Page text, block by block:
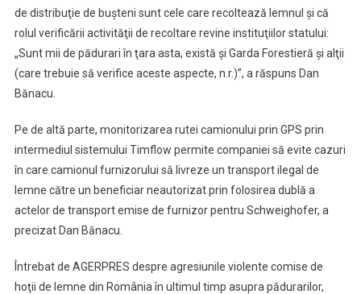
de distribuţie de buşteni sunt cele care recoltează lemnul şi că
rolul verificării activităţii de recoltare revine instituţiilor statului:
„Sunt mii de pădurari în ţara asta, există şi Garda Forestieră şi alţii
(care trebuie să verifice aceste aspecte, n.r.)”, a răspuns Dan
Bănacu.
Pe de altă parte, monitorizarea rutei camionului prin GPS prin
intermediul sistemului Timflow permite companiei să evite cazuri
în care camionul furnizorului să livreze un transport ilegal de
lemne către un beneficiar neautorizat prin folosirea dublă a
actelor de transport emise de furnizor pentru Schweighofer, a
precizat Dan Bănacu.
Întrebat de AGERPRES despre agresiunile violente comise de
hoţii de lemne din România în ultimul timp asupra pădurarilor,